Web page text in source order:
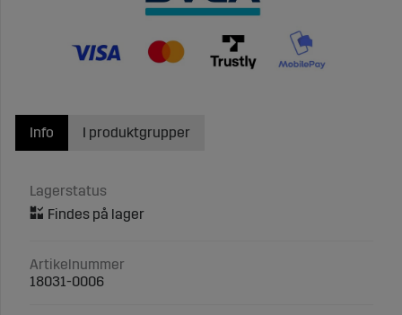
Info
Lagerstatus
Artikelnummer
18031-0006
I produktgrupper